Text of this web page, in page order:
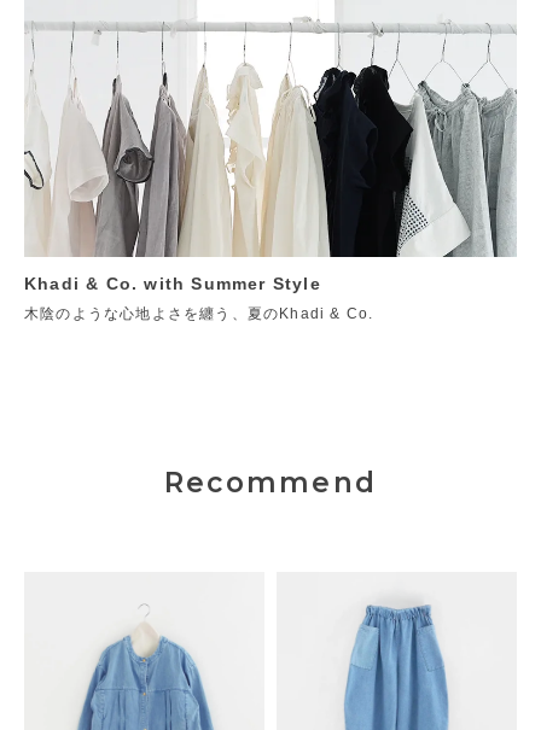
Khadi & Co. with Summer Style
木陰のような心地よさを纏う、夏のKhadi & Co.
Recommend